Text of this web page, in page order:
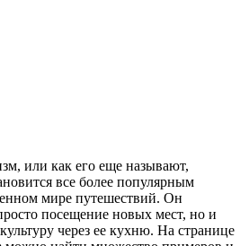
все более популярным
мире путешествий. Он
посещение новых мест, но и
через ее кухню. На странице